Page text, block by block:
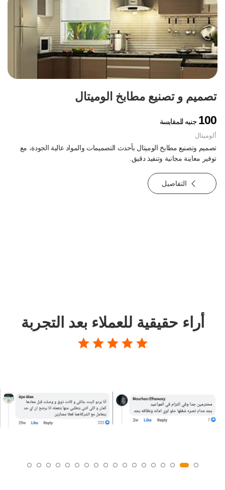
تصميم و تصنيع مطابخ الوميتال
100 جنيه للمقايسة
ألوميتال
تصميم وتصنيع مطابخ الوميتال بأحدث التصميمات والمواد عالية الجودة، مع
توفير معاينة مجانية وتنفيذ دقيق.
التفاصيل
أراء حقيقية للعملاء بعد التجربة